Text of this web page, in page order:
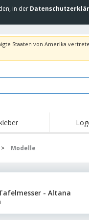
in der
Staaten von Amerika
Stickereien
> Modelle
- Altana